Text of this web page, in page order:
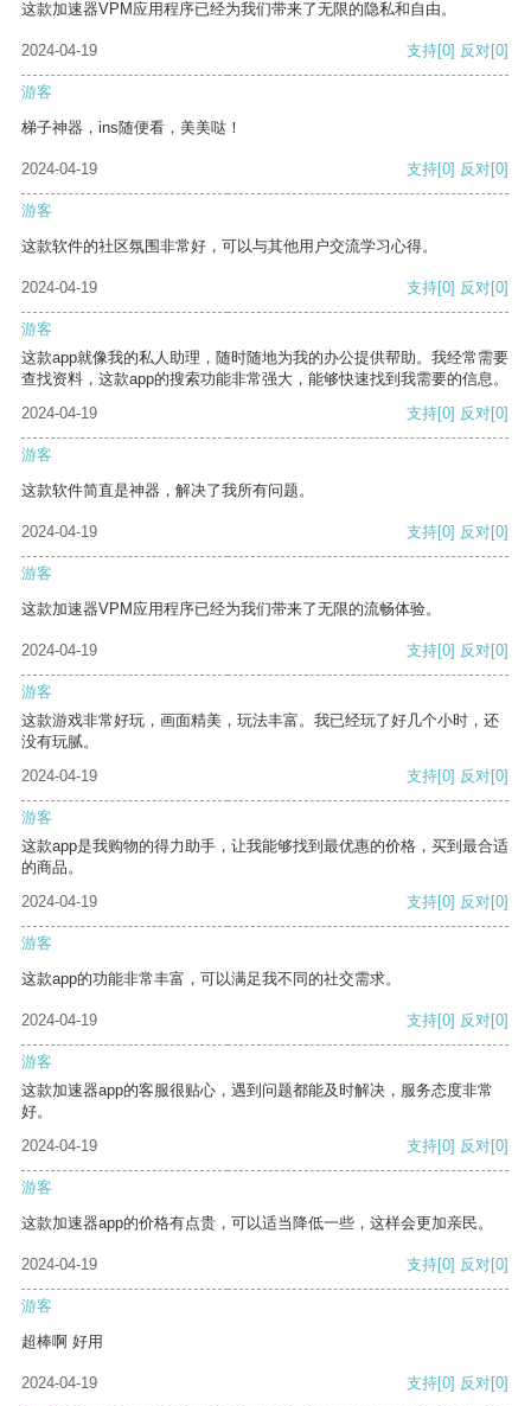
这款加速器VPM应用程序已经为我们带来了无限的隐私和自由。
2024-04-19 支持[0] 反对[0]
游客
梯子神器，ins随便看，美美哒！
2024-04-19 支持[0] 反对[0]
游客
这款软件的社区氛围非常好，可以与其他用户交流学习心得。
2024-04-19 支持[0] 反对[0]
游客
这款app就像我的私人助理，随时随地为我的办公提供帮助。我经常需要
查找资料，这款app的搜索功能非常强大，能够快速找到我需要的信息。
2024-04-19
支持[0] 反对[0]
游客
这款软件简直是神器，解决了我所有问题。
2024-04-19 支持[0] 反对[0]
游客
这款加速器VPM应用程序已经为我们带来了无限的流畅体验。
2024-04-19 支持[0] 反对[0]
游客
这款游戏非常好玩，画面精美，玩法丰富。我已经玩了好几个小时，还
没有玩腻。
2024-04-19
支持[0] 反对[0]
游客
这款app是我购物的得力助手，让我能够找到最优惠的价格，买到最合适
的商品。
2024-04-19
支持[0] 反对[0]
游客
这款app的功能非常丰富，可以满足我不同的社交需求。
2024-04-19 支持[0] 反对[0]
游客
这款加速器app的客服很贴心，遇到问题都能及时解决，服务态度非常
好。
2024-04-19
支持[0] 反对[0]
游客
这款加速器app的价格有点贵，可以适当降低一些，这样会更加亲民。
2024-04-19 支持[0] 反对[0]
游客
超棒啊 好用
2024-04-19 支持[0] 反对[0]